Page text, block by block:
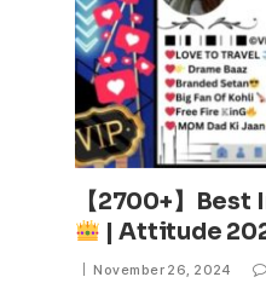
【2700+】
| Attitude
November 26, 2024